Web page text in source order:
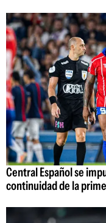
Central Español se
continuidad de la